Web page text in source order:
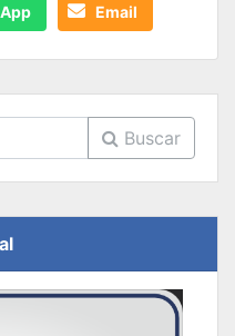
Email
Buscar